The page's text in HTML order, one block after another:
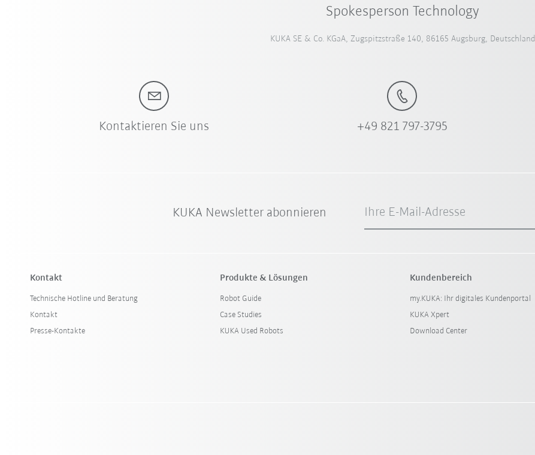
Spokesperson Technology
KUKA SE & Co. KGaA, Zugspitzstraße 140, 86165 Augsburg, Deutschland
Kontaktieren Sie uns +49 821 797-3795
KUKA Newsletter abonnieren Ihre E-Mail-Adresse
Kontakt
Technische Hotline und Beratung
Kontakt
Presse-Kontakte
Produkte & Lösungen
Robot Guide
Case Studies
KUKA Used Robots
Kundenbereich
my.KUKA: Ihr digitales Kundenportal
KUKA Xpert
Download Center